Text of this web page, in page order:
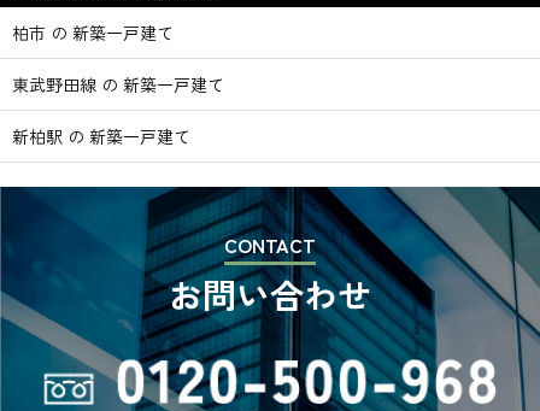
柏市 の 新築一戸建て
東武野田線 の 新築一戸建て
新柏駅 の 新築一戸建て
CONTACT
お問い合わせ